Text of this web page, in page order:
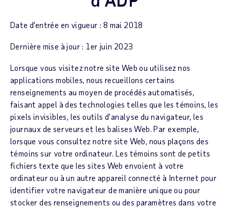
Date d’entrée en vigueur : 8 mai 2018
Dernière mise à jour : 1er juin 2023
Lorsque vous visitez notre site Web ou utilisez nos
applications mobiles, nous recueillons certains
renseignements au moyen de procédés automatisés,
faisant appel à des technologies telles que les témoins, les
pixels invisibles, les outils d’analyse du navigateur, les
journaux de serveurs et les balises Web. Par exemple,
lorsque vous consultez notre site Web, nous plaçons des
témoins sur votre ordinateur. Les témoins sont de petits
fichiers texte que les sites Web envoient à votre
ordinateur ou à un autre appareil connecté à Internet pour
identifier votre navigateur de manière unique ou pour
stocker des renseignements ou des paramètres dans votre